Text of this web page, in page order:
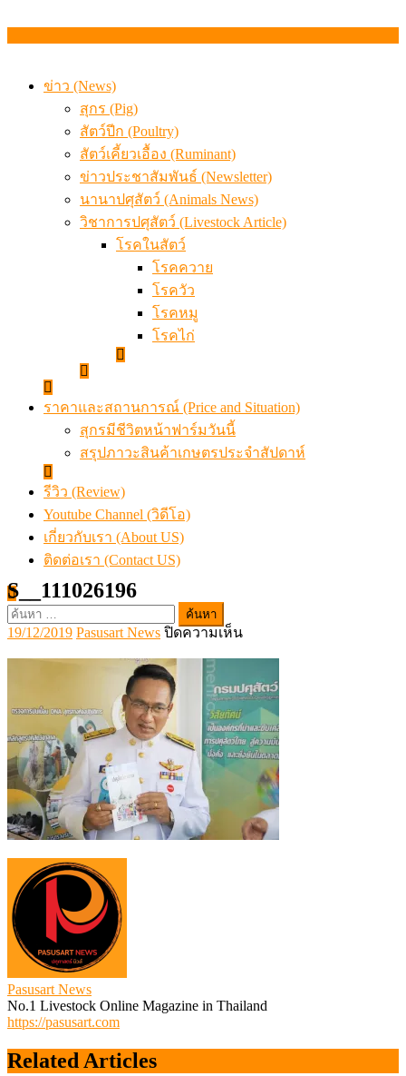
ข่าว (News)
สุกร (Pig)
สัตว์ปีก (Poultry)
สัตว์เคี้ยวเอื้อง (Ruminant)
ข่าวประชาสัมพันธ์ (Newsletter)
นานาปศุสัตว์ (Animals News)
วิชาการปศุสัตว์ (Livestock Article)
โรคในสัตว์
โรคควาย
โรควัว
โรคหมู
โรคไก่
ราคาและสถานการณ์ (Price and Situation)
สุกรมีชีวิตหน้าฟาร์มวันนี้
สรุปภาวะสินค้าเกษตรประจำสัปดาห์
รีวิว (Review)
Youtube Channel (วิดีโอ)
เกี่ยวกับเรา (About US)
ติดต่อเรา (Contact US)
ค้นหา
สำหรับ:
S__111026196
Posted
on
19/12/2019Author
Pasusart News ปิดความเห็นบน
Pasusart News
No.1 Livestock Online Magazine in Thailand
https://pasusart.com
Related Articles